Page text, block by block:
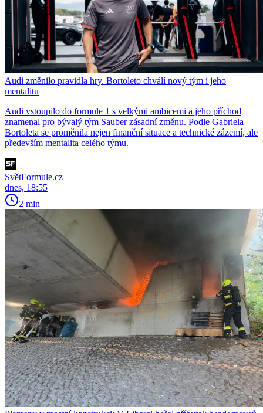
Audi změnilo pravidla hry. Bortoleto chválí nový tým i jeho
mentalitu
Audi vstoupilo do formule 1 s velkými ambicemi a jeho příchod
znamenal pro bývalý tým Sauber zásadní změnu. Podle Gabriela
Bortoleta se proměnila nejen finanční situace a technické zázemí, ale
především mentalita celého týmu.
SvětFormule.cz
dnes, 18:55
2 min